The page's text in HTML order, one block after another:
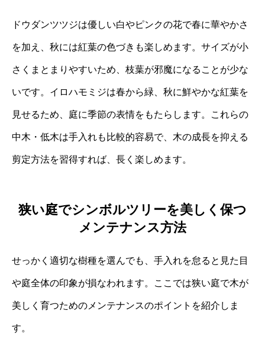
ドウダンツツジは優しい白やピンクの花で春に華やかさ
を加え、秋には紅葉の色づきも楽しめます。サイズが小
さくまとまりやすいため、枝葉が邪魔になることが少な
いです。イロハモミジは春から緑、秋に鮮やかな紅葉を
見せるため、庭に季節の表情をもたらします。これらの
中木・低木は手入れも比較的容易で、木の成長を抑える
剪定方法を習得すれば、長く楽しめます。
狭い庭でシンボルツリーを美しく保つ
メンテナンス方法
せっかく適切な樹種を選んでも、手入れを怠ると見た目
や庭全体の印象が損なわれます。ここでは狭い庭で木が
美しく育つためのメンテナンスのポイントを紹介しま
す。